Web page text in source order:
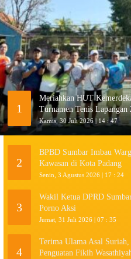
1
Meriahkan HUT
Turnamen Tenis Lapangan
Kamis, 30 Juli 2026 | 14 : 47
2
BPBD Sumbar Imbau
Kawasan di Kota Padang
Senin, 3 Agustus 2026 | 17 : 24
3
Wakil Ketua DPRD
Porno Aksi
Jumat, 31 Juli 2026 | 07 : 35
4
Terima Ulama Asal
Penguatan Fikih